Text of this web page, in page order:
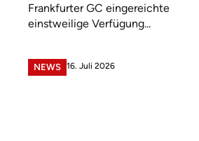
Frankfurter GC eingereichte
einstweilige Verfügung...
NEWS 16. Juli 2026